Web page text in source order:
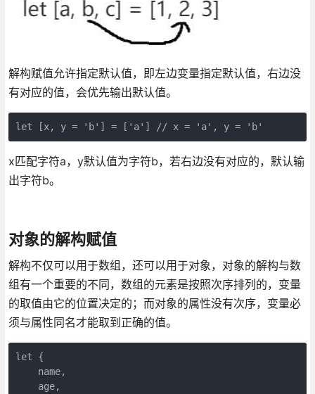
解构赋值允许指定默认值，即左边变量指定默认值，右边没
有对应的值，会优先输出默认值。
x匹配字符a，y默认值为字符b，若右边没有对应的，默认输
出字符b。
对象的解构赋值
解构不仅可以用于数组，还可以用于对象，对象的解构与数
组有一个重要的不同，数组的元素是按照次序排列的，变量
的取值由它的位置决定的；而对象的属性没有次序，变量必
须与属性同名才能取到正确的值。
let {
    name,
    age,